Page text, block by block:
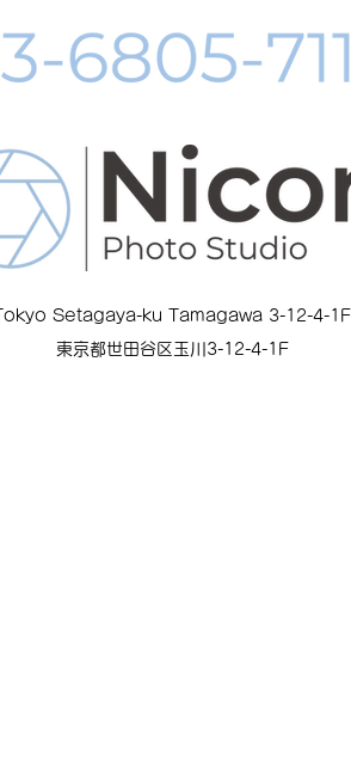
Tokyo Setagaya-ku Tamagawa 3-12-4-1F
東京都世田谷区玉川3-12-4-1F